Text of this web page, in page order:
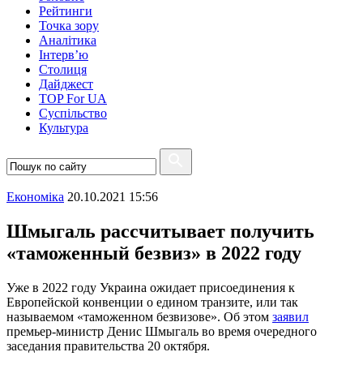
Рейтинги
Точка зору
Аналітика
Інтерв’ю
Столиця
Дайджест
TOP For UA
Суспiльство
Культура
Економіка 20.10.2021 15:56
Шмыгаль рассчитывает получить
«таможенный безвиз» в 2022 году
Уже в 2022 году Украина ожидает присоединения к
Европейской конвенции о едином транзите, или так
называемом «таможенном безвизове». Об этом заявил
премьер-министр Денис Шмыгаль во время очередного
заседания правительства 20 октября.